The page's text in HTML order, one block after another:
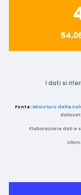
I dati si
Fonte: Ministero della
dataset:
Elaborazione dati e